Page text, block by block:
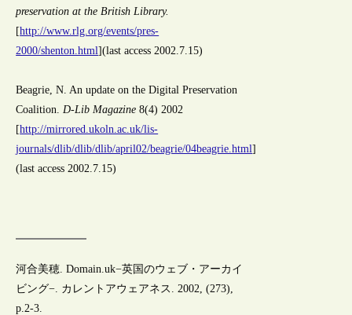
preservation at the British Library.
[http://www.rlg.org/events/pres-
2000/shenton.html](last access 2002.7.15)
Beagrie, N. An update on the Digital Preservation
Coalition.D-Lib Magazine8(4) 2002
[http://mirrored.ukoln.ac.uk/lis-
journals/dlib/dlib/dlib/april02/beagrie/04beagrie.html]
(last access 2002.7.15)
河合美穂. Domain.uk−英国のウェブ・アーカイ
ビング−. カレントアウェアネス. 2002, (273),
p.2-3.